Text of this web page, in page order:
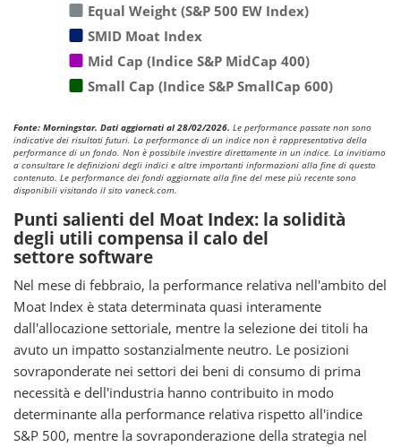
Equal Weight (S&P 500 EW Index)
SMID Moat Index
Mid Cap (Indice S&P MidCap 400)
Small Cap (Indice S&P SmallCap 600)
Fonte: Morningstar. Dati aggiornati al 28/02/2026. Le performance passate non sono
indicative dei risultati futuri. La performance di un indice non è rappresentativa della
performance di un fondo. Non è possibile investire direttamente in un indice. La invitiamo
a consultare le definizioni degli indici e altre importanti informazioni alla fine di questo
contenuto. Le performance dei fondi aggiornate alla fine del mese più recente sono
disponibili visitando il sito vaneck.com.
Punti salienti del Moat Index: la solidità
degli utili compensa il calo del
settore software
Nel mese di febbraio, la performance relativa nell'ambito del
Moat Index è stata determinata quasi interamente
dall'allocazione settoriale, mentre la selezione dei titoli ha
avuto un impatto sostanzialmente neutro. Le posizioni
sovraponderate nei settori dei beni di consumo di prima
necessità e dell'industria hanno contribuito in modo
determinante alla performance relativa rispetto all'indice
S&P 500, mentre la sovraponderazione della strategia nel